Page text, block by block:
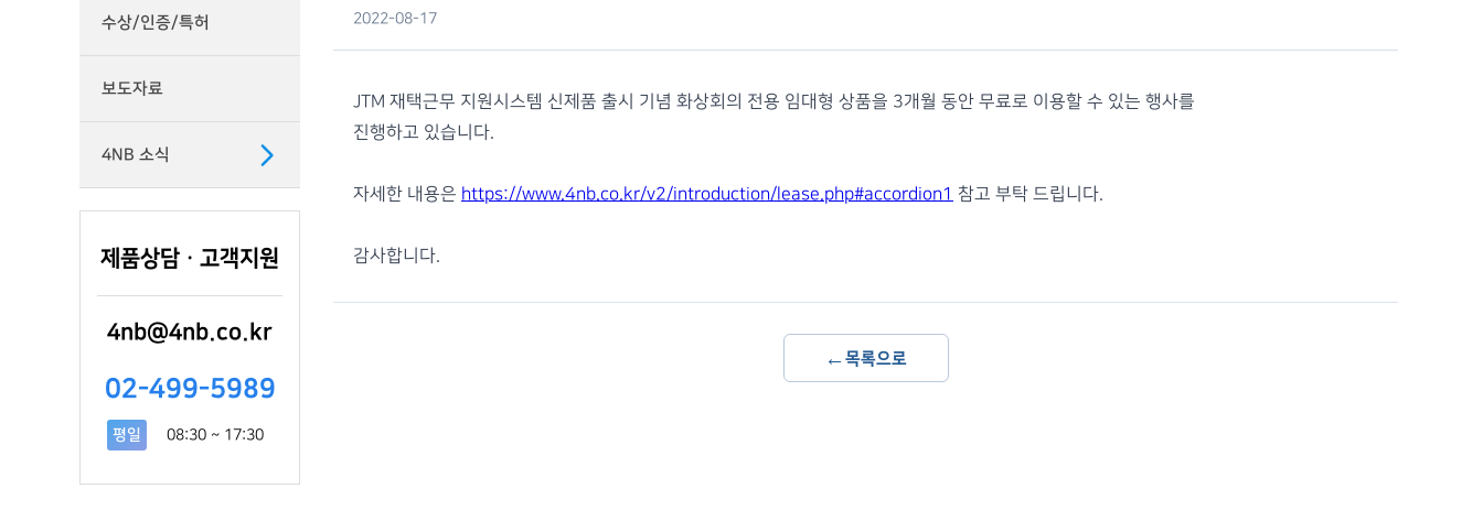
수상/인증/특허
보도자료
4NB 소식
제품상담ㆍ고객지원
4nb@4nb.co.kr
02-499-5989
평일 08:30 ~ 17:30
2022-08-17
JTM 재택근무 지원시스템 신제품 출시 기념 화상회의 전용 임대형 상품을 3개월 동안 무료로 이용할 수 있는 행사를
진행하고 있습니다.
자세한 내용은 https://www.4nb.co.kr/v2/introduction/lease.php#accordion1 참고 부탁 드립니다.
감사합니다.
←목록으로